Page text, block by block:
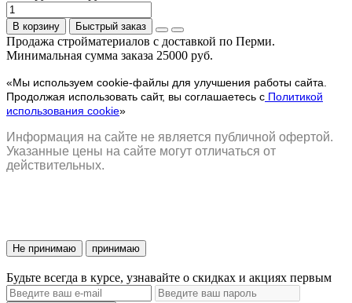
В корзину Быстрый заказ
Продажа стройматериалов с доставкой по Перми.
Минимальная сумма заказа 25000 руб.
«Мы используем cookie-файлы для улучшения работы сайта.
Продолжая использовать сайт, вы соглашаетесь с Политикой
использования cookie»
Информация на сайте не является публичной офертой.
Указанные цены на сайте могут отличаться от
действительных.
Не принимаю принимаю
Будьте всегда в курсе, узнавайте о скидках и акциях первым